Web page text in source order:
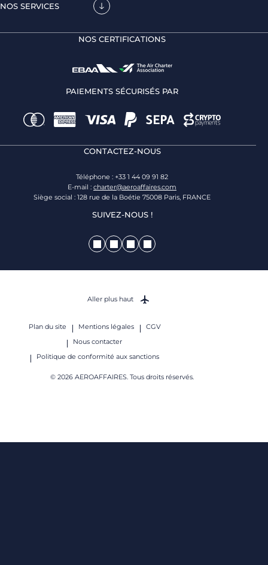
NOS SERVICES
NOS CERTIFICATIONS
PAIEMENTS SÉCURISÉS PAR
CONTACTEZ-NOUS
Téléphone : +33 1 44 09 91 82
E-mail : charter@aeroaffaires.com
Siège social : 128 rue de la Boétie 75008 Paris, FRANCE
SUIVEZ-NOUS !
Plan du site Mentions légales
CGV
Nous contacter
Politique de conformité aux sanctions
© 2026 AEROAFFAIRES. Tous droits réservés.
Aller plus haut